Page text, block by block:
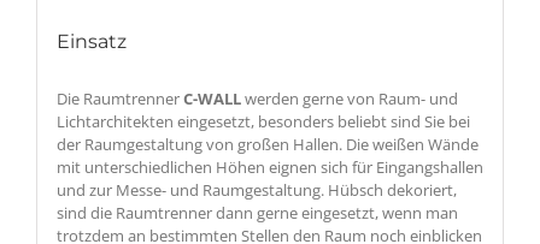
Einsatz
Die RaumtrennerC-WALLwerden gerne von Raum- und
Lichtarchitekten eingesetzt, besonders beliebt sind Sie bei
der Raumgestaltung von großen Hallen. Die weißen Wände
mit unterschiedlichen Höhen eignen sich für Eingangshallen
und zur Messe- und Raumgestaltung. Hübsch dekoriert,
sind die Raumtrenner dann gerne eingesetzt, wenn man
trotzdem an bestimmten Stellen den Raum noch einblicken